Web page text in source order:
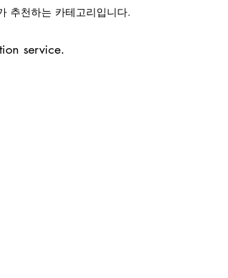
추천하는 카테고리입니다.
service.